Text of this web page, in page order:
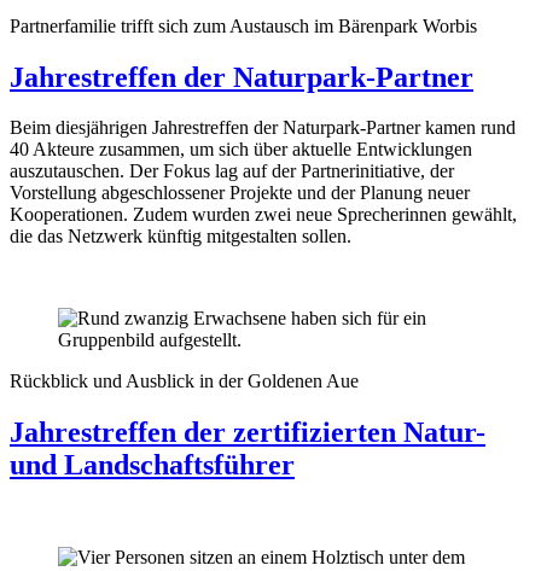
Partnerfamilie trifft sich zum Austausch im Bärenpark Worbis
Jahrestreffen der Naturpark-Partner
Beim diesjährigen Jahrestreffen der Naturpark-Partner kamen rund
40 Akteure zusammen, um sich über aktuelle Entwicklungen
auszutauschen. Der Fokus lag auf der Partnerinitiative, der
Vorstellung abgeschlossener Projekte und der Planung neuer
Kooperationen. Zudem wurden zwei neue Sprecherinnen gewählt,
die das Netzwerk künftig mitgestalten sollen.
Rückblick und Ausblick in der Goldenen Aue
Jahrestreffen der zertifizierten Natur-
und Landschaftsführer